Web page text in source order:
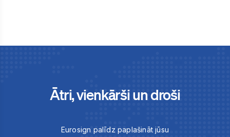
Ātri, vienkārši un droši
Eurosign palīdz paplašināt jūsu